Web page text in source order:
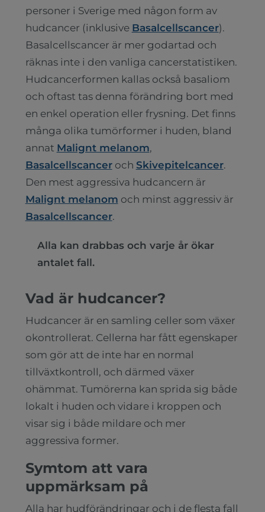
personer i Sverige med någon form av
hudcancer (inklusive Basalcellscancer).
Basalcellscancer är mer godartad och
räknas inte i den vanliga cancerstatistiken.
Hudcancerformen kallas också basaliom
och oftast tas denna förändring bort med
en enkel operation eller frysning. Det finns
många olika tumörformer i huden, bland
annat Malignt melanom,
Basalcellscanceroch Skivepitelcancer.
Den mest aggressiva hudcancern är
Malignt melanom och minst aggressiv är
Basalcellscancer.
Alla kan drabbas och varje år ökar
antalet fall.
Vad är hudcancer?
Hudcancer är en samling celler som växer
okontrollerat. Cellerna har fått egenskaper
som gör att de inte har en normal
tillväxtkontroll, och därmed växer
ohämmat. Tumörerna kan sprida sig både
lokalt i huden och vidare i kroppen och
visar sig i både mildare och mer
aggressiva former.
Symtom att vara
uppmärksam på
Alla har hudförändringar och i de flesta fall